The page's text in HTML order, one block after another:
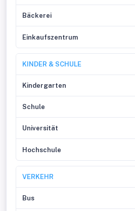
Bäckerei
Einkaufszentrum
KINDER & SCHULE
Kindergarten
Schule
Universität
Hochschule
VERKEHR
Bus